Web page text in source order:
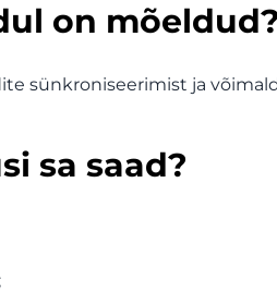
on mõeldud?
sünkroniseerimist ja
sa saad?